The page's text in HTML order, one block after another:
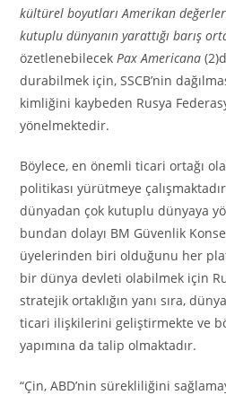
kültürel boyutları Amerikan
kutuplu dünyanın yarattığı barış
özetlenebilecekPax Americana
durabilmek için, SSCB’nin
kimliğini kaybeden Rusya
yönelmektedir.
Böylece, en önemli ticari ortağı
politikası yürütmeye
dünyadan çok kutuplu dünyaya
bundan dolayı BM Güvenlik
üyelerinden biri olduğunu her
bir dünya devleti olabilmek için
stratejik ortaklığın yanı sıra,
ticari ilişkilerini geliştirmekte ve
yapımına da talip olmaktadır.
“Çin, ABD’nin sürekliliğini